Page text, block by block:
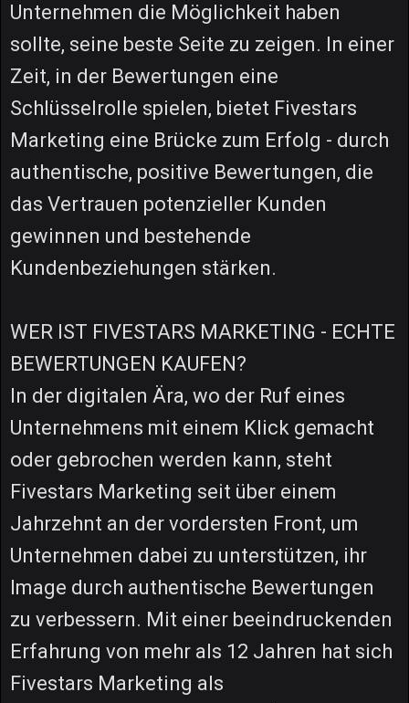
Unternehmen die Möglichkeit haben
sollte, seine beste Seite zu zeigen. In einer
Zeit, in der Bewertungen eine
Schlüsselrolle spielen, bietet Fivestars
Marketing eine Brücke zum Erfolg - durch
authentische, positive Bewertungen, die
das Vertrauen potenzieller Kunden
gewinnen und bestehende
Kundenbeziehungen stärken.
WER IST FIVESTARS MARKETING - ECHTE
BEWERTUNGEN KAUFEN?
In der digitalen Ära, wo der Ruf eines
Unternehmens mit einem Klick gemacht
oder gebrochen werden kann, steht
Fivestars Marketing seit über einem
Jahrzehnt an der vordersten Front, um
Unternehmen dabei zu unterstützen, ihr
Image durch authentische Bewertungen
zu verbessern. Mit einer beeindruckenden
Erfahrung von mehr als 12 Jahren hat sich
Fivestars Marketing als